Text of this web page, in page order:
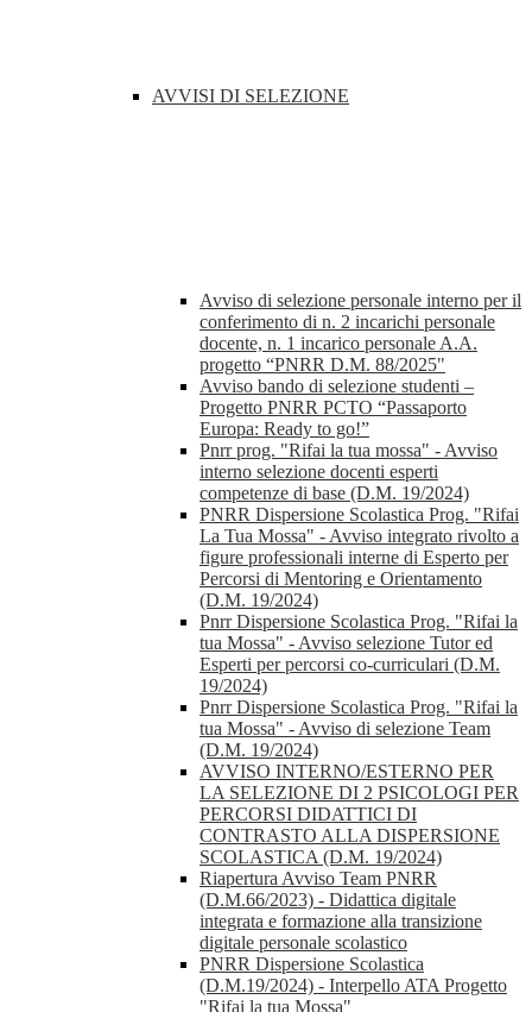
AVVISI DI SELEZIONE
Avviso di selezione personale interno per il
conferimento di n. 2 incarichi personale
docente, n. 1 incarico personale A.A.
progetto “PNRR D.M. 88/2025"
Avviso bando di selezione studenti –
Progetto PNRR PCTO “Passaporto
Europa: Ready to go!”
Pnrr prog. "Rifai la tua mossa" - Avviso
interno selezione docenti esperti
competenze di base (D.M. 19/2024)
PNRR Dispersione Scolastica Prog. "Rifai
La Tua Mossa" - Avviso integrato rivolto a
figure professionali interne di Esperto per
Percorsi di Mentoring e Orientamento
(D.M. 19/2024)
Pnrr Dispersione Scolastica Prog. "Rifai la
tua Mossa" - Avviso selezione Tutor ed
Esperti per percorsi co-curriculari (D.M.
19/2024)
Pnrr Dispersione Scolastica Prog. "Rifai la
tua Mossa" - Avviso di selezione Team
(D.M. 19/2024)
AVVISO INTERNO/ESTERNO PER
LA SELEZIONE DI 2 PSICOLOGI PER
PERCORSI DIDATTICI DI
CONTRASTO ALLA DISPERSIONE
SCOLASTICA (D.M. 19/2024)
Riapertura Avviso Team PNRR
(D.M.66/2023) - Didattica digitale
integrata e formazione alla transizione
digitale personale scolastico
PNRR Dispersione Scolastica
(D.M.19/2024) - Interpello ATA Progetto
"Rifai la tua Mossa"